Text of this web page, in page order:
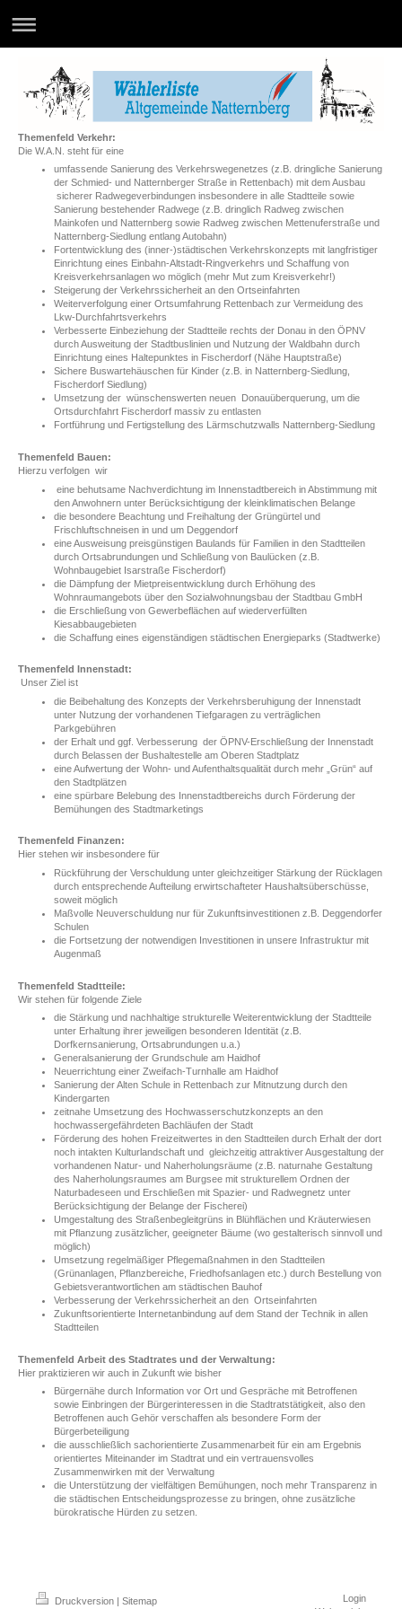
Themenfeld Verkehr:
Die W.A.N. steht für eine
umfassende Sanierung des Verkehrswegenetzes (z.B. dringliche Sanierung
der Schmied- und Natternberger Straße in Rettenbach) mit dem Ausbau
sicherer Radwegeverbindungen insbesondere in alle Stadtteile sowie
Sanierung bestehender Radwege (z.B. dringlich Radweg zwischen
Mainkofen und Natternberg sowie Radweg zwischen Mettenuferstraße und
Natternberg-Siedlung entlang Autobahn)
Fortentwicklung des (inner-)städtischen Verkehrskonzepts mit langfristiger
Einrichtung eines Einbahn-Altstadt-Ringverkehrs und Schaffung von
Kreisverkehrsanlagen wo möglich (mehr Mut zum Kreisverkehr!)
Steigerung der Verkehrssicherheit an den Ortseinfahrten
Weiterverfolgung einer Ortsumfahrung Rettenbach zur Vermeidung des
Lkw-Durchfahrtsverkehrs
Verbesserte Einbeziehung der Stadtteile rechts der Donau in den ÖPNV
durch Ausweitung der Stadtbuslinien und Nutzung der Waldbahn durch
Einrichtung eines Haltepunktes in Fischerdorf (Nähe Hauptstraße)
Sichere Buswartehäuschen für Kinder (z.B. in Natternberg-Siedlung,
Fischerdorf Siedlung)
Umsetzung der wünschenswerten neuen Donauüberquerung, um die
Ortsdurchfahrt Fischerdorf massiv zu entlasten
Fortführung und Fertigstellung des Lärmschutzwalls Natternberg-Siedlung
Themenfeld Bauen:
Hierzu verfolgen wir
eine behutsame Nachverdichtung im Innenstadtbereich in Abstimmung mit
den Anwohnern unter Berücksichtigung der kleinklimatischen Belange
die besondere Beachtung und Freihaltung der Grüngürtel und
Frischluftschneisen in und um Deggendorf
eine Ausweisung preisgünstigen Baulands für Familien in den Stadtteilen
durch Ortsabrundungen und Schließung von Baulücken (z.B.
Wohnbaugebiet Isarstraße Fischerdorf)
die Dämpfung der Mietpreisentwicklung durch Erhöhung des
Wohnraumangebots über den Sozialwohnungsbau der Stadtbau GmbH
die Erschließung von Gewerbeflächen auf wiederverfüllten
Kiesabbaugebieten
die Schaffung eines eigenständigen städtischen Energieparks (Stadtwerke)
Themenfeld Innenstadt:
Unser Ziel ist
die Beibehaltung des Konzepts der Verkehrsberuhigung der Innenstadt
unter Nutzung der vorhandenen Tiefgaragen zu verträglichen
Parkgebühren
der Erhalt und ggf. Verbesserung der ÖPNV-Erschließung der Innenstadt
durch Belassen der Bushaltestelle am Oberen Stadtplatz
eine Aufwertung der Wohn- und Aufenthaltsqualität durch mehr „Grün“ auf
den Stadtplätzen
eine spürbare Belebung des Innenstadtbereichs durch Förderung der
Bemühungen des Stadtmarketings
Themenfeld Finanzen:
Hier stehen wir insbesondere für
Rückführung der Verschuldung unter gleichzeitiger Stärkung der Rücklagen
durch entsprechende Aufteilung erwirtschafteter Haushaltsüberschüsse,
soweit möglich
Maßvolle Neuverschuldung nur für Zukunftsinvestitionen z.B. Deggendorfer
Schulen
die Fortsetzung der notwendigen Investitionen in unsere Infrastruktur mit
Augenmaß
Themenfeld Stadtteile:
Wir stehen für folgende Ziele
die Stärkung und nachhaltige strukturelle Weiterentwicklung der Stadtteile
unter Erhaltung ihrer jeweiligen besonderen Identität (z.B.
Dorfkernsanierung, Ortsabrundungen u.a.)
Generalsanierung der Grundschule am Haidhof
Neuerrichtung einer Zweifach-Turnhalle am Haidhof
Sanierung der Alten Schule in Rettenbach zur Mitnutzung durch den
Kindergarten
zeitnahe Umsetzung des Hochwasserschutzkonzepts an den
hochwassergefährdeten Bachläufen der Stadt
Förderung des hohen Freizeitwertes in den Stadtteilen durch Erhalt der dort
noch intakten Kulturlandschaft und gleichzeitig attraktiver Ausgestaltung der
vorhandenen Natur- und Naherholungsräume (z.B. naturnahe Gestaltung
des Naherholungsraumes am Burgsee mit strukturellem Ordnen der
Naturbadeseen und Erschließen mit Spazier- und Radwegnetz unter
Berücksichtigung der Belange der Fischerei)
Umgestaltung des Straßenbegleitgrüns in Blühflächen und Kräuterwiesen
mit Pflanzung zusätzlicher, geeigneter Bäume (wo gestalterisch sinnvoll und
möglich)
Umsetzung regelmäßiger Pflegemaßnahmen in den Stadtteilen
(Grünanlagen, Pflanzbereiche, Friedhofsanlagen etc.) durch Bestellung von
Gebietsverantwortlichen am städtischen Bauhof
Verbesserung der Verkehrssicherheit an den Ortseinfahrten
Zukunftsorientierte Internetanbindung auf dem Stand der Technik in allen
Stadtteilen
Themenfeld Arbeit des Stadtrates und der Verwaltung:
Hier praktizieren wir auch in Zukunft wie bisher
Bürgernähe durch Information vor Ort und Gespräche mit Betroffenen
sowie Einbringen der Bürgerinteressen in die Stadtratstätigkeit, also den
Betroffenen auch Gehör verschaffen als besondere Form der
Bürgerbeteiligung
die ausschließlich sachorientierte Zusammenarbeit für ein am Ergebnis
orientiertes Miteinander im Stadtrat und ein vertrauensvolles
Zusammenwirken mit der Verwaltung
die Unterstützung der vielfältigen Bemühungen, noch mehr Transparenz in
die städtischen Entscheidungsprozesse zu bringen, ohne zusätzliche
bürokratische Hürden zu setzen.
Druckversion | Sitemap
Login